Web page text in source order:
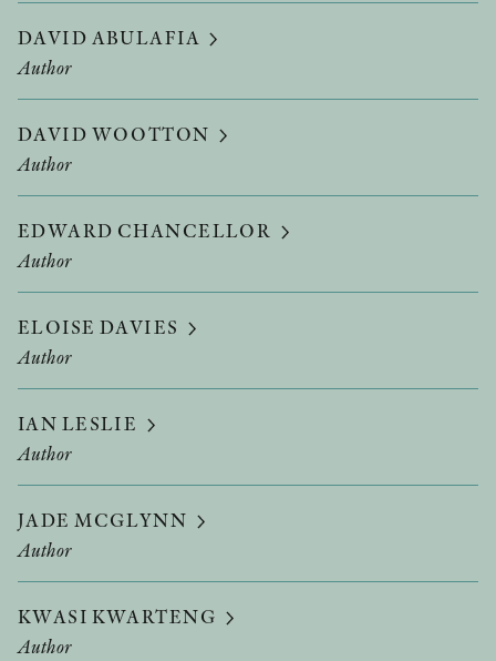
DAVID ABULAFIA
Author
DAVID WOOTTON
Author
EDWARD CHANCELLOR
Author
ELOISE DAVIES
Author
IAN LESLIE
Author
JADE MCGLYNN
Author
KWASI KWARTENG
Author